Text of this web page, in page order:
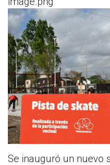
Se inauguró un nuevo